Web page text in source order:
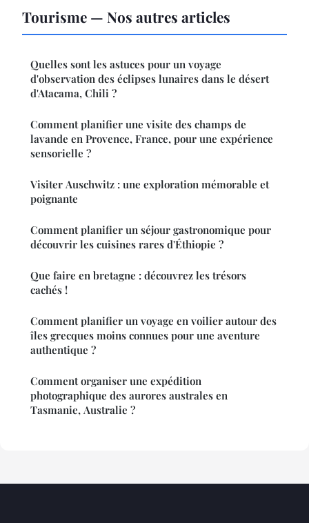
Tourisme — Nos autres articles
Quelles sont les astuces pour un voyage
d'observation des éclipses lunaires dans le désert
d'Atacama, Chili ?
Comment planifier une visite des champs de
lavande en Provence, France, pour une expérience
sensorielle ?
Visiter Auschwitz : une exploration mémorable et
poignante
Comment planifier un séjour gastronomique pour
découvrir les cuisines rares d'Éthiopie ?
Que faire en bretagne : découvrez les trésors
cachés !
Comment planifier un voyage en voilier autour des
îles grecques moins connues pour une aventure
authentique ?
Comment organiser une expédition
photographique des aurores australes en
Tasmanie, Australie ?